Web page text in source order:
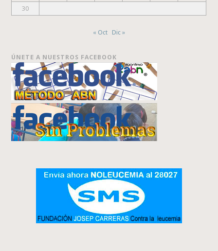
30
« Oct Dic »
ÚNETE A NUESTROS FACEBOOK